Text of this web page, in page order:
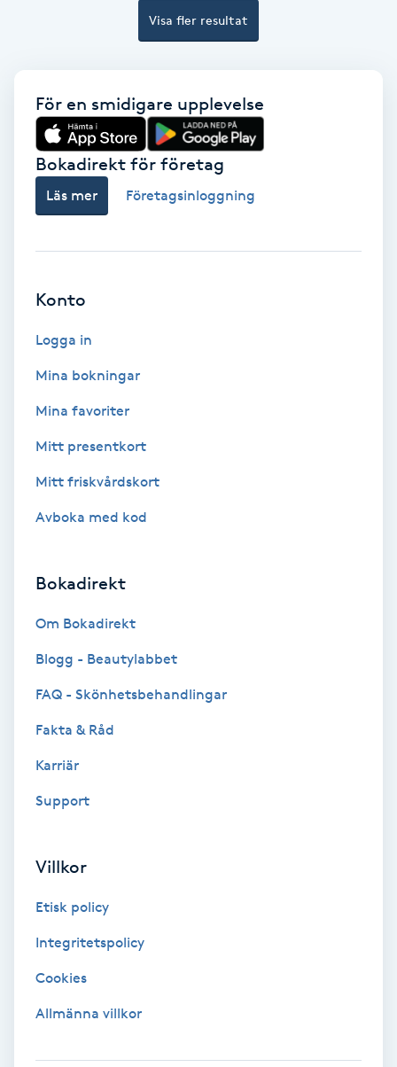
Fet hårbotten
Fettreducering
Fibromassage
Fillers
Fotmassage
Fotsvamp
Fransar
Fransförlängning
Fransförlängning Volym
Fransrengöring
Friskvårdsmassage
Visa fler resultat
För en smidigare upplevelse
Bokadirekt för företag
Läs mer Företagsinloggning
Konto
Logga in
Mina bokningar
Mina favoriter
Mitt presentkort
Mitt friskvårdskort
Avboka med kod
Bokadirekt
Om Bokadirekt
Blogg - Beautylabbet
FAQ - Skönhetsbehandlingar
Fakta & Råd
Karriär
Support
Villkor
Etisk policy
Integritetspolicy
Cookies
Allmänna villkor